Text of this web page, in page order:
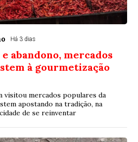
Há 3 dias
abandono, mercados
à gourmetização
visitou mercados populares da
apostando na tradição, na
de se reinventar